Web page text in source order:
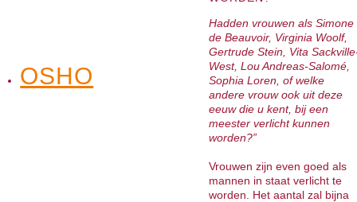
OSHOOSHO MEDITATIE
Hadden vrouwen als Simone
de Beauvoir, Virginia Woolf,
Gertrude Stein, Vita
West, Lou Andreas-Salomé,
Sophia Loren, of welke
andere vrouw ook uit deze
eeuw die u kent, bij een
meester verlicht kunnen
worden?”
Vrouwen zijn even goed als
mannen in staat verlicht te
worden. Het aantal zal bijna